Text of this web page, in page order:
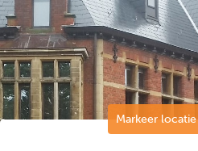
Markeer